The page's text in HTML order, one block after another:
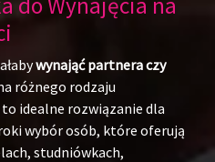
wynająć partnera czy
różnego rodzaju
idealne rozwiązanie dla
wybór osób, które oferują
studniówkach,